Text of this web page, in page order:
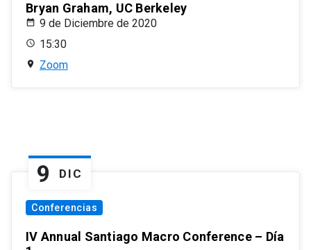
Bryan Graham, UC Berkeley
9 de Diciembre de 2020
15:30
Zoom
9 DIC
Conferencias
IV Annual Santiago Macro Conference – Día